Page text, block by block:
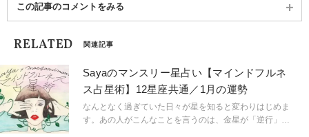
この記事のコメントをみる
RELATED 関連記事
Sayaのマンスリー星占い【マインドフルネ
ス占星術】12星座共通／1月の運勢
なんとなく過ぎていた日々が星を知ると変わりはじめま
す。あの人がこんなことを言うのは、金星が「逆行」し